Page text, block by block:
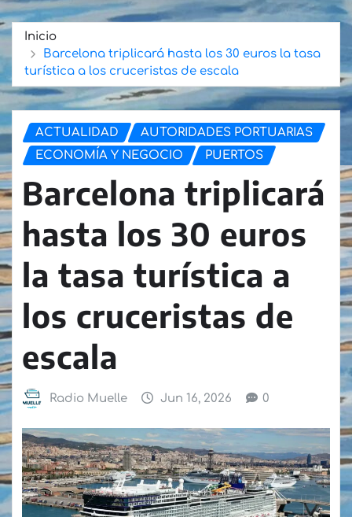
Inicio
Barcelona triplicará hasta los 30 euros la tasa
turística a los cruceristas de escala
ACTUALIDAD
AUTORIDADES PORTUARIAS
ECONOMÍA Y NEGOCIO
PUERTOS
Barcelona triplicará
hasta los 30 euros
la tasa turística a
los cruceristas de
escala
Radio Muelle Jun 16, 2026 0